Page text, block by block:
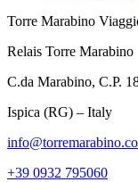
Torre Marabino
Relais Torre Marabino
C.da Marabino, C.P.
Ispica (RG) – Italy
+39 0932 795060